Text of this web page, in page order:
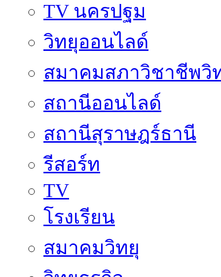
TV นครปฐม
วิทยุออนไลด์
สมาคมสภาวิชาชีพวิ
สถานีออนไลด์
สถานีสุราษฎร์ธานี
รีสอร์ท
TV
โรงเรียน
สมาคมวิทยุ